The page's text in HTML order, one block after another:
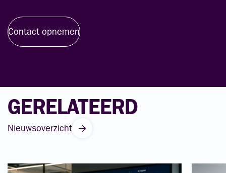
Contact opnemen
GERELATEERD
Nieuwsoverzicht